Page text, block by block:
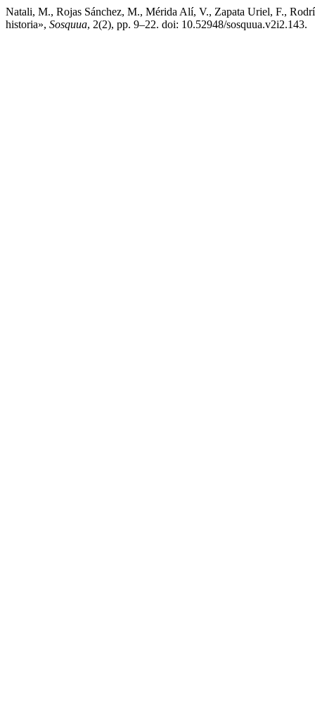
Natali, M., Rojas Sánchez, M., Mérida Alí, V., Zapata Uriel, F.,
historia», Sosquua, 2(2), pp. 9–22. doi: 10.52948/sosquua.v2i2.143.